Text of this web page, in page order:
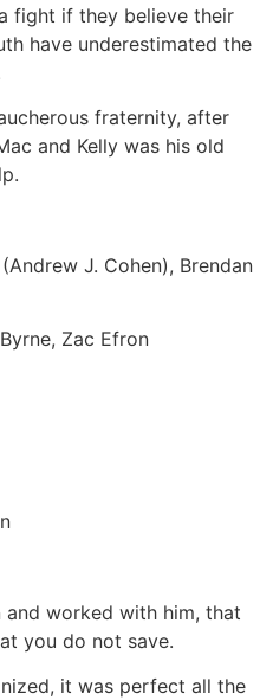
fight if they believe their
have underestimated the
fraternity, after
and Kelly was his old
J. Cohen), Brendan
Zac Efron
and worked with him, that
you do not save.
it was perfect all the